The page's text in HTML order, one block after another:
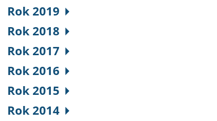
Rok 2019
Rok 2018
Rok 2017
Rok 2016
Rok 2015
Rok 2014